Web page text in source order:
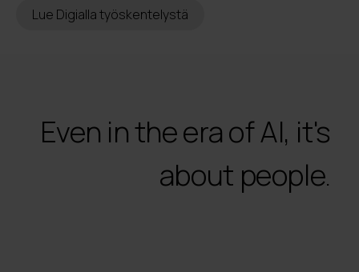
Lue Digialla työskentelystä
Even in the era of AI, it's
about people.